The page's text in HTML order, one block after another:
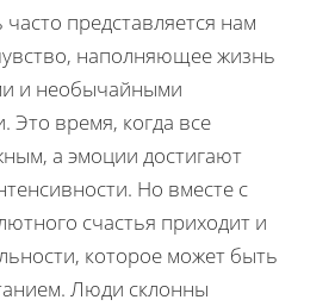
представляется нам
наполняющее жизнь
и необычайными
Это время, когда все
а эмоции достигают
Но вместе с
счастья приходит и
которое может быть
Люди склонны